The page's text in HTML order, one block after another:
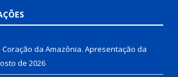
Coração da Amazônia. Apresentação da
de 2026